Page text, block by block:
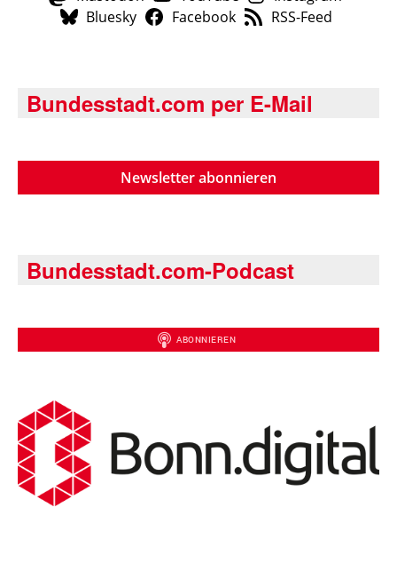
Bluesky
Facebook RSS-Feed
Bundesstadt.com per E-Mail
Newsletter abonnieren
Bundesstadt.com-Podcast